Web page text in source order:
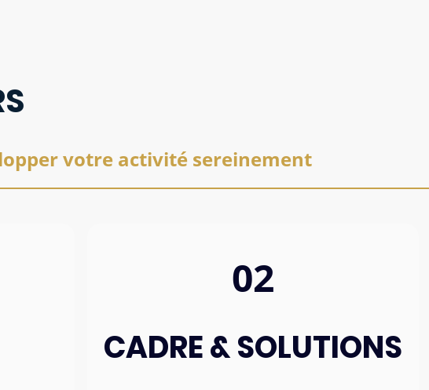
votre activité sereinement
02
CADRE & SOLUTIONS